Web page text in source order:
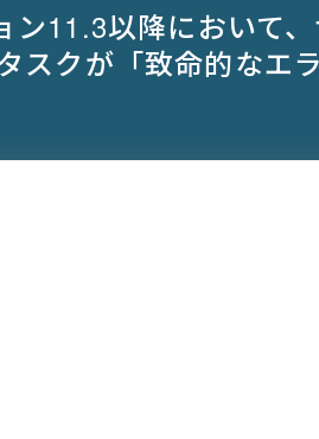
ン11.3以降において
スクが「致命的なエ